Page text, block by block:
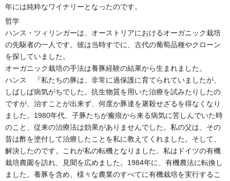
年には純粋なワイナリーとなったのです。
哲学
ハンス・ツィリンガーは、オーストリアにおけるオーガニック栽培
の先駆者の一人です。彼は当時すでに、古代の葡萄品種やクローン
を探していました。
オーガニック栽培の手法は養豚経験の結果から生まれました。
ハンス 『私たちの豚は、非常に過保護に育てられていましたが、
しばしば病気がちでした。抗生物質を用いた治療を試みたりしたの
ですが、治すことが出来ず、何度か豚達を屠殺せざるを得なくなり
ました。1980年代、子豚たちが瘢痕から来る病気に苦しんでいた時
のこと、従来の治療法は効果がありませんでした。私の父は、その
昔は酢を塗付して治療したことを私に教えてくれました。そして、
解決したのです。これが私の転機となりました。私はドイツの有機
栽培農園を訪れ、見聞を広めました。1984年に、有機農法に転換し
ました。養豚を含め、様々な農業のすべてに有機栽培を実行するこ